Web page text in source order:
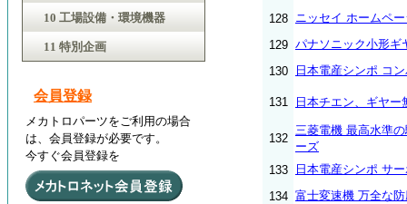
128
ニッセイ ホームペ
129 パナソニック小形
130
日本電産シンポ コ
131 日本チエン、ギヤ
132
三菱電機 最高水準
ーズ
133
日本電産シンポ サ
134 富士変速機 万全な
10 工場設備・環境機器
11 特別企画
会員登録
メカトロパーツをご利用の場合
は、会員登録が必要です。
今すぐ会員登録を